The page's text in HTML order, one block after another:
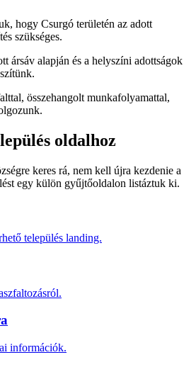
hogy Csurgó területén az adott
szükséges.
ársáv alapján és a helyszíni adottságok
összehangolt munkafolyamattal,
oldalhoz
keres rá, nem kell újra kezdenie a
egy külön gyűjtőoldalon listáztuk ki.
település landing.
információk.